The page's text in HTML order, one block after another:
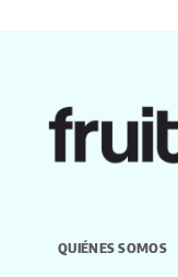
QUIÉNES SOMOS